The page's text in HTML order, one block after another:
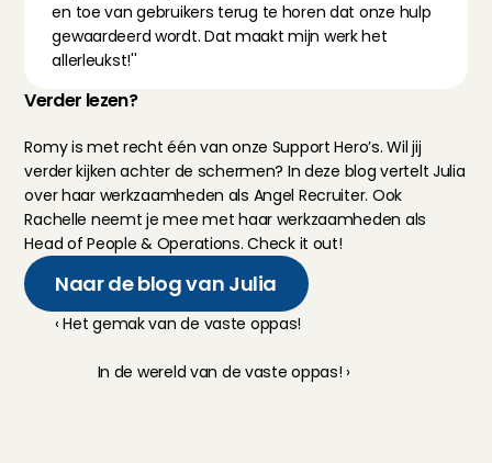
en toe van gebruikers terug te horen dat onze hulp
gewaardeerd wordt. Dat maakt mijn werk het
allerleukst!''
Verder lezen?
Romy is met recht één van onze Support Hero’s. Wil jij
verder kijken achter de schermen? In deze blog vertelt Julia
over haar werkzaamheden als Angel Recruiter. Ook
Rachelle neemt je mee met haar werkzaamheden als
Head of People & Operations. Check it out!
Naar de blog van Julia
‹ Het gemak van de vaste oppas!
In de wereld van de vaste oppas! ›